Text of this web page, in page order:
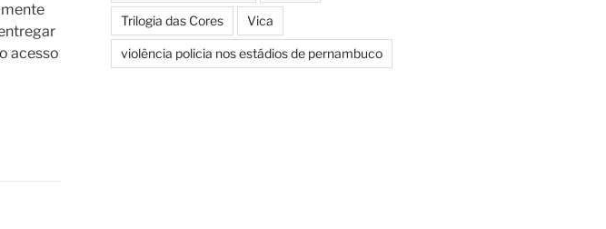
acesso
Trilogia das Cores Vica
violência policia nos estádios de pernambuco